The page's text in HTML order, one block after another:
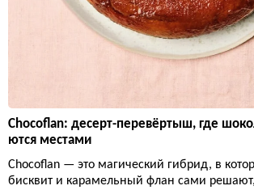
Chocoflan: десерт-перевёртыш, где
ются местами
Chocoflan — это магический гибрид, в
бисквит и карамельный флан сами